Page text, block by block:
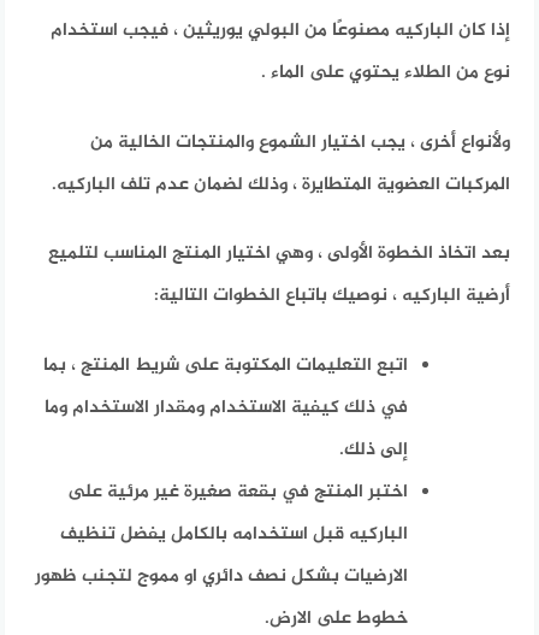
إذا كان الباركيه مصنوعًا من البولي يوريثين ، فيجب استخدام
نوع من الطلاء يحتوي على الماء .
ولأنواع أخرى ، يجب اختيار الشموع والمنتجات الخالية من
المركبات العضوية المتطايرة ، وذلك لضمان عدم تلف الباركيه.
بعد اتخاذ الخطوة الأولى ، وهي اختيار المنتج المناسب لتلميع
أرضية الباركيه ، نوصيك باتباع الخطوات التالية:
اتبع التعليمات المكتوبة على شريط المنتج ، بما
في ذلك كيفية الاستخدام ومقدار الاستخدام وما
إلى ذلك.
اختبر المنتج في بقعة صغيرة غير مرئية على
الباركيه قبل استخدامه بالكامل يفضل تنظيف
الارضيات بشكل نصف دائري او مموج لتجنب ظهور
خطوط على الارض.